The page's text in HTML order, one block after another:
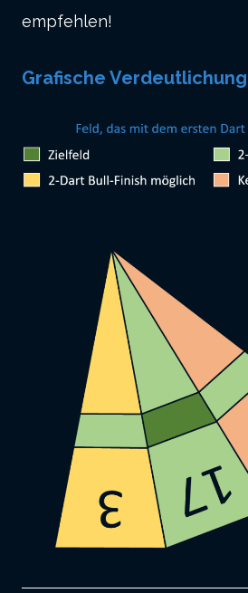
empfehlen!
Grafische Verdeutlichung